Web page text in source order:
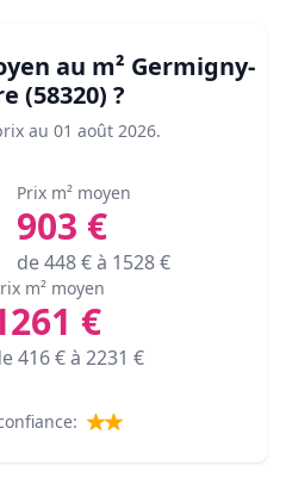
au m² Germigny-
(58320) ?
au 01 août 2026.
Prix m² moyen
903 €
de448€ à 1528€
m² moyen
€
416€ à 2231 €